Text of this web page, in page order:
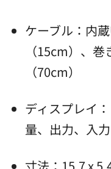
ケーブル：内
（15cm）、
（70cm）
ディスプレイ
量、出力、入